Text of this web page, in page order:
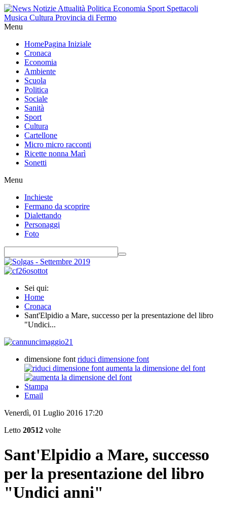
Menu
HomePagina Iniziale
Cronaca
Economia
Ambiente
Scuola
Politica
Sociale
Sanità
Sport
Cultura
Cartellone
Micro micro racconti
Ricette nonna Marì
Sonetti
Menu
Inchieste
Fermano da scoprire
Dialettando
Personaggi
Foto
Sei qui:
Home
Cronaca
Sant'Elpidio a Mare, successo per la presentazione del libro
"Undici...
dimensione font riduci dimensione font
aumenta la dimensione del font
Stampa
Email
Venerdì, 01 Luglio 2016 17:20
Letto 20512 volte
Sant'Elpidio a Mare, successo
per la presentazione del libro
"Undici anni"